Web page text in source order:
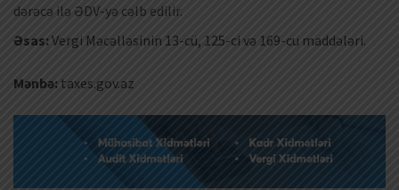
dərəcə ilə ƏDV-yə cəlb edilir.
Əsas:Vergi Məcəlləsinin 13-cü, 125-ci və 169-cu maddələri.
Mənbə: taxes.gov.az